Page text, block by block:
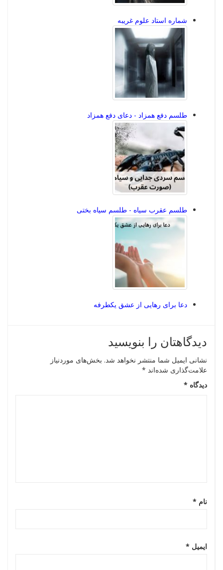
شماره استاد علوم غریبه
طلسم دفع همزاد - دعای دفع همزاد
طلسم عقرب سیاه - طلسم سیاه بختی
دعا برای رهایی از عشق یکطرفه
دیدگاهتان را بنویسید
نشانی ایمیل شما منتشر نخواهد شد. بخش‌های موردنیاز
علامت‌گذاری شده‌اند *
دیدگاه *
نام *
ایمیل *